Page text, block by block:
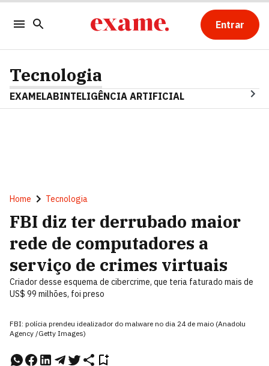
Entrar
Tecnologia
EXAMELABINTELIGÊNCIA ARTIFICIAL
Home Tecnologia
FBI diz ter derrubado maior
rede de computadores a
serviço de crimes virtuais
Criador desse esquema de cibercrime, que teria faturado mais de
US$ 99 milhões, foi preso
FBI: polícia prendeu idealizador do malware no dia 24 de maio (Anadolu
Agency /Getty Images)